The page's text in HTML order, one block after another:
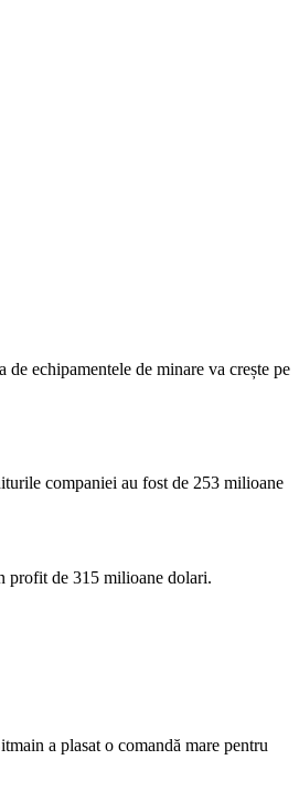
echipamentele de minare va crește pe
companiei au fost de 253 milioane
profit de 315 milioane dolari.
a plasat o comandă mare pentru